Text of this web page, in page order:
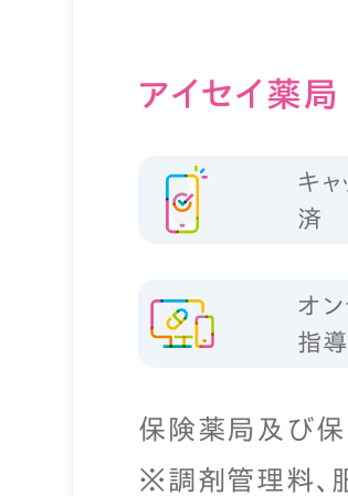
アイセイ薬
キャ
済
オ
指
保険薬局及び
※調剤管理料、